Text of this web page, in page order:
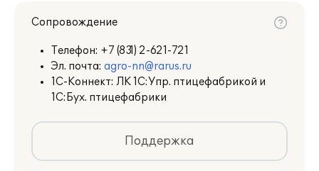
Сопровождение
Телефон: +7 (831) 2-621-721
Эл. почта: agro-nn@rarus.ru
1С-Коннект: ЛК 1С:Упр. птицефабрикой и
1С:Бух. птицефабрики
Поддержка